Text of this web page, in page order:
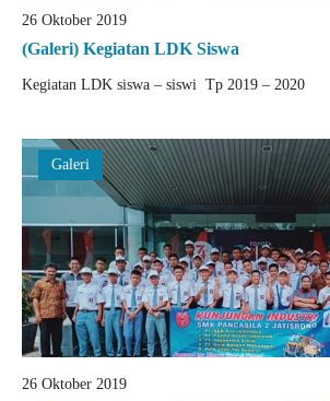
26 Oktober 2019
(Galeri) Kegiatan LDK Siswa
Kegiatan LDK siswa – siswi Tp 2019 – 2020
Galeri
26 Oktober 2019